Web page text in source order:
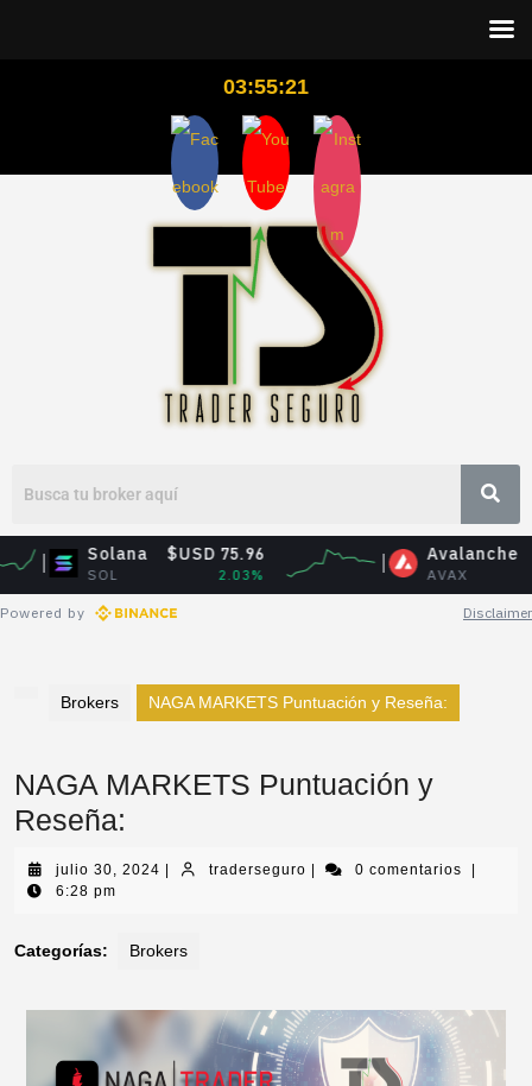
03:55:22
Solana
SOL
$USD 75.96 Avalanche
AVAX
$USD
Powered by Disclaimer
Brokers NAGA MARKETS Puntuación y Reseña:
NAGA MARKETS Puntuación y
Reseña:
julio 30, 2024 traderseguro 0 comentarios
6:28 pm
Categorías: Brokers